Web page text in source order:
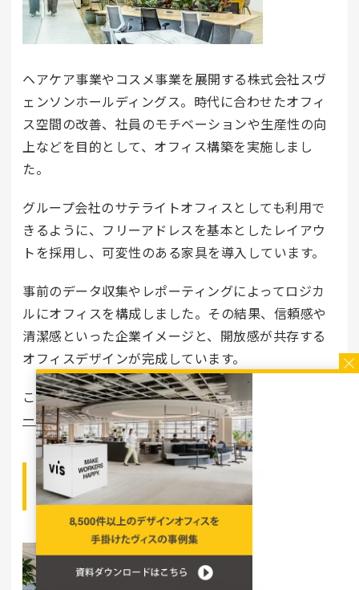
ヘアケア事業やコスメ事業を展開する株式会社スヴ
ェンソンホールディングス。時代に合わせたオフィ
ス空間の改善、社員のモチベーションや生産性の向
上などを目的として、オフィス構築を実施しまし
た。
グループ会社のサテライトオフィスとしても利用で
きるように、フリーアドレスを基本としたレイアウ
トを採用し、可変性のある家具を導入しています。
事前のデータ収集やレポーティングによってロジカ
ルにオフィスを構成しました。その結果、信頼感や
清潔感といった企業イメージと、開放感が共存する
オフィスデザインが完成しています。
この事例の詳細はこちら：株式会社スヴェンソンホ
ールディングス
事例から見るフリーアドレス導入に向い
ている会社